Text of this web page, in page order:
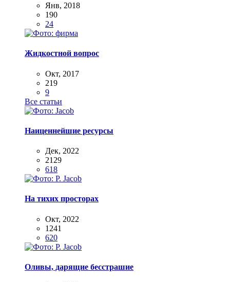
Янв, 2018
190
24
Жидкостной вопрос
Окт, 2017
219
9
Все статьи
Наиценнейшие ресурсы
Дек, 2022
2129
618
На тихих просторах
Окт, 2022
1241
620
Оливы, дарящие бесстрашие